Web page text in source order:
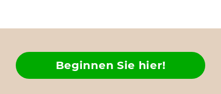
Beginnen Sie hier!